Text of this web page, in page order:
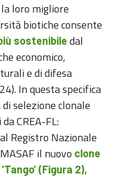
loro migliore
biotiche consente
sostenibile dal
economico,
e di difesa
In questa specifica
selezione clonale
CREA-FL:
Registro Nazionale
il nuovo clone
(Figura 2),